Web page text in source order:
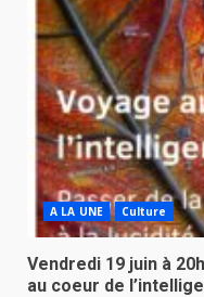
A LA UNE Culture
Vendredi 19 juin à
au coeur de